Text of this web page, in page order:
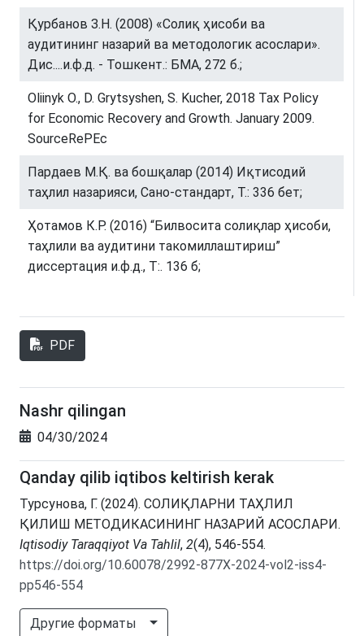
Қурбанов З.Н. (2008) «Солиқ ҳисоби ва
аудитининг назарий ва методологик асослари».
Дис....и.ф.д. - Тошкент.: БМА, 272 б.;
Оliinyk О., D. Grytsyshen, S. Kucher, 2018 Tax Policy
for Economic Recovery and Growth. January 2009.
SourceRePEc
Пардаев М.Қ. ва бошқалар (2014) Иқтисодий
таҳлил назарияси, Сано-стандарт, Т.: 336 бет;
Ҳотамов К.Р. (2016) “Билвосита солиқлар ҳисоби,
таҳлили ва аудитини такомиллаштириш”
диссертация и.ф.д., Т:. 136 б;
PDF
Nashr qilingan
04/30/2024
Qanday qilib iqtibos keltirish kerak
Турсунова, Г. (2024). СОЛИҚЛАРНИ ТАҲЛИЛ
ҚИЛИШ МЕТОДИКАСИНИНГ НАЗАРИЙ АСОСЛАРИ.
Iqtisodiy Taraqqiyot Va Tahlil, 2(4), 546-554.
https://doi.org/10.60078/2992-877X-2024-vol2-iss4-
pp546-554
Другие форматы